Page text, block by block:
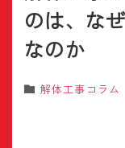
のは、な
なのか
解体工事コラム